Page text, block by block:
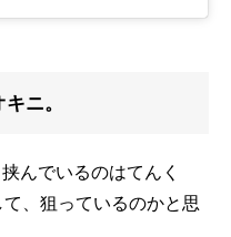
ニ。
んでいるのはてんく
、狙っているのかと思